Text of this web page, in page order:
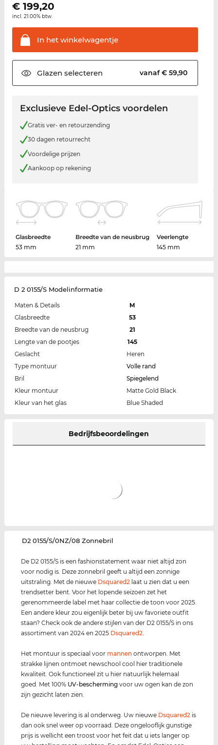
€ 199,20
incl. 21.00% btw.
In hetwinkelwagentje
Glazen selecteren vanaf € 59,90
Exclusieve Edel-Optics voordelen
Gratis ver- en retourzending
30 dagen retourrecht
Voordelige prijzen
Aankoop op rekening
Glasbreedte
53 mm
Breedte van de neusbrug
21 mm
Veerlengte
145 mm
D 2 0155/S Modelinformatie
Maten & Details
M
Glasbreedte
53
Breedte van de neusbrug
21
Lengte van de pootjes
145
Geslacht
Heren
Type montuur
Volle rand
Bril
Spiegelend
Kleur montuur
Matte Gold Black
Kleur van het glas
Blue Shaded
Bedrijfsbeoordelingen
‌D2 0155/S/0NZ/08 Zonnebril
De D2 0155/S is een fashionstatement waar niet altijd zon
voor nodig is. Deze zonnebril geeft u altijd een zonnige
uitstraling. Met de nieuwe Dsquared2 laat u zien dat u een
trendsetter bent. Voor het lopende seizoen zet het
gerenommeerde label met haar collectie de toon voor 2025.
Een andere kleur zou eigenlijk beter bij uw favoriete outfit
staan? Check ook de andere stijlen van der D2 0155/S in ons
assortiment van 2024 en 2025 Dsquared2
Het montuur is speciaal voor mannen ontworpen. Met
strakke lijnen ontmoet newschool cool hier traditionele
kwaliteit. Ook functioneel zit u hier natuurlijk helemaal
goed. Met 100% UV-bescherming voor uw ogen kan de zon
zijn gezicht laten zien.
De nieuwe levering is al onderweg. Uw nieuwe Dsquared2 is
dan ook snel weer op voorraad. Deze ongelooflijk gunstige
prijs is wellicht een troost voor het feit dat u iets langer op